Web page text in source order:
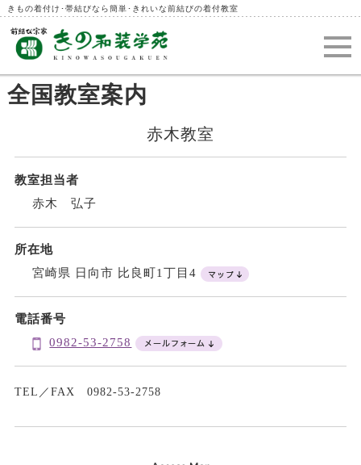
きもの着付け･帯結びなら簡単･きれいな前結びの着付教室
全国教室案内
赤木教室
教室担当者
赤木 弘子
所在地
宮崎県 日向市 比良町1丁目4
電話番号
0982-53-2758
TEL／FAX 0982-53-2758